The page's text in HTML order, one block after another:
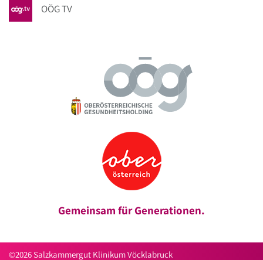
OÖG TV
Gemeinsam für Generationen.
©2026 Salzkammergut Klinikum Vöcklabruck